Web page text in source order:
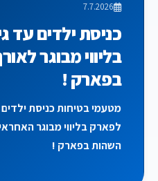
7.7.2026
בליווי מבוגר
בפארק !
לפארק בליווי מבוגר
השהות בפארק !